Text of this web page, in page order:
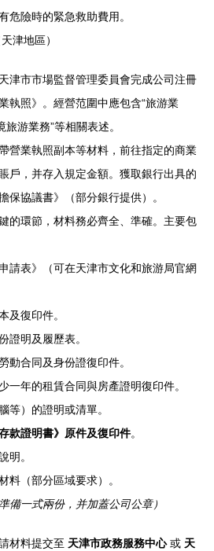
危險時的緊急救助費用。
津地區）
津市市場監督管理委員會完成公司注冊
執照》。經營范圍中應包含“旅游業
游業務”等相關表述。
帶營業執照副本等材料，前往指定的商業
戶，并存入規定金額。獲取銀行出具的
保協議書》（部分銀行提供）。
的環節，材料務必齊全、準確。主要包
請表》（可在天津市文化和旅游局官網
及復印件。
證明及履歷表。
動合同及身份證復印件。
一年的租賃合同與房產證明復印件。
等）的證明或清單。
款證明書》原件及復印件。
明。
料（部分區域要求）。
備一式兩份，并加蓋公司公章）
材料提交至 天津市政務服務中心或 天